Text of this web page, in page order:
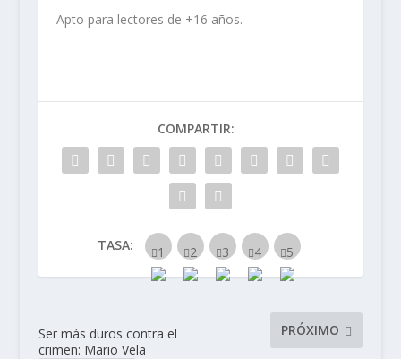
Apto para lectores de +16 años.
COMPARTIR:
TASA:
Ser más duros contra el
crimen: Mario Vela
PRÓXIMO